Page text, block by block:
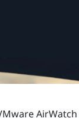
AirWatch